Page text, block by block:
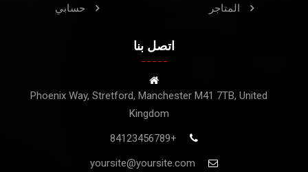
المتاجر
حسابي
اتصل بنا
Phoenix Way, Stretford, Manchester M41 7TB, United
Kingdom
+84123456789
yoursite@yoursite.com